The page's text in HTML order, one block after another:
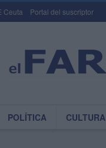
Ceuta Portal del suscriptor
POLÍTICA CULTURA